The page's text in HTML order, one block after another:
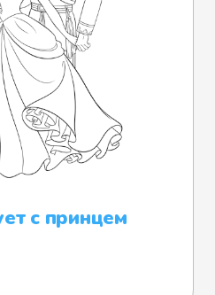
с принцем